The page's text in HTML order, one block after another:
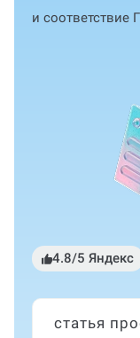
и соответствие
4.8/5 Яндекс
статья